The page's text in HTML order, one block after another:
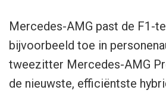
Mercedes-AMG past de F1-
bijvoorbeeld toe in
tweezitter Mercedes-AMG
de nieuwste, efficiëntste